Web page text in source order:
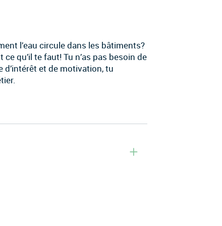
l’eau circule dans les bâtiments?
qu’il te faut! Tu n’as pas besoin de
et de motivation, tu